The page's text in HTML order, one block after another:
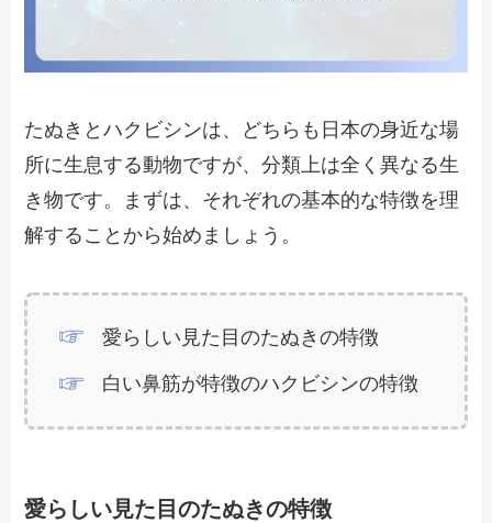
たぬきとハクビシンは、どちらも日本の身近な場
所に生息する動物ですが、分類上は全く異なる生
き物です。まずは、それぞれの基本的な特徴を理
解することから始めましょう。
愛らしい見た目のたぬきの特徴
白い鼻筋が特徴のハクビシンの特徴
愛らしい見た目のたぬきの特徴